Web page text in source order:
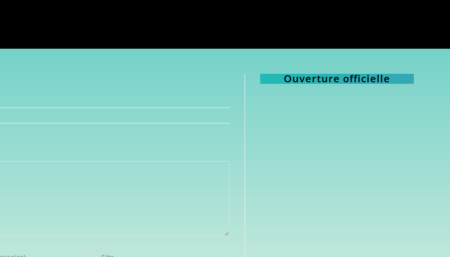
Ouverture officielle